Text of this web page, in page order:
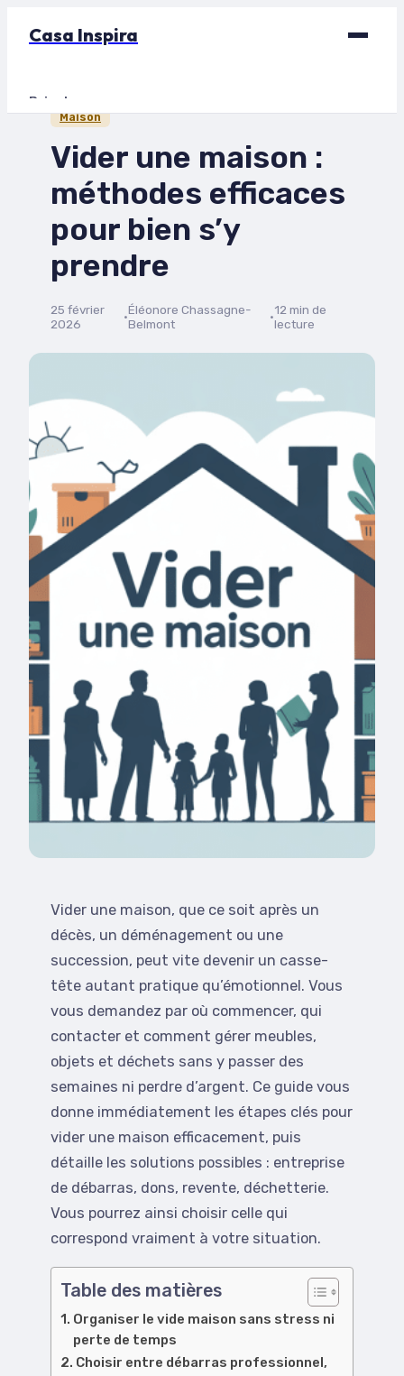
Casa Inspira
Bricolage
Maison
Maison
Vider une maison :
méthodes efficaces
pour bien s’y
prendre
25 février
2026
·Éléonore Chassagne-
Belmont
·12 min de
lecture
Vider une maison, que ce soit après un
décès, un déménagement ou une
succession, peut vite devenir un casse-
tête autant pratique qu’émotionnel. Vous
vous demandez par où commencer, qui
contacter et comment gérer meubles,
objets et déchets sans y passer des
semaines ni perdre d’argent. Ce guide vous
donne immédiatement les étapes clés pour
vider une maison efficacement, puis
détaille les solutions possibles : entreprise
de débarras, dons, revente, déchetterie.
Vous pourrez ainsi choisir celle qui
correspond vraiment à votre situation.
Table des matières
Organiser le vide maison sans stress ni
perte de temps
Choisir entre débarras professionnel,